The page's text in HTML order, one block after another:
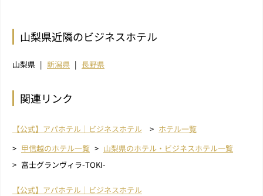
山梨県近隣のビジネスホテル
山梨県 新潟県 長野県
関連リンク
【公式】アパホテル｜ビジネスホテル
ホテル一覧
甲信越のホテル一覧
山梨県のホテル・ビジネスホテル一覧
富士グランヴィラ-TOKI-
【公式】アパホテル｜ビジネスホテル